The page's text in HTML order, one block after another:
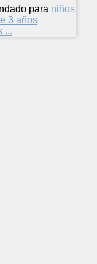
para niños
3 años
...